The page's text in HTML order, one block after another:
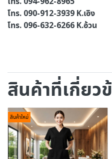
โทร. 090-912-3939 K.เอิง
โทร. 096-632-6266 K.อ้วน
สินค้าที่เกี่ยว
สินค้าใหม่